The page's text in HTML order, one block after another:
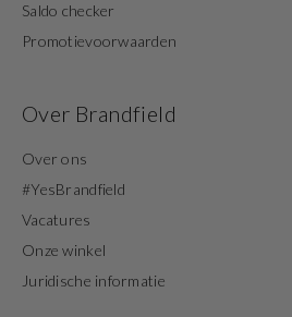
Saldo checker
Promotievoorwaarden
Over Brandfield
Over ons
#YesBrandfield
Vacatures
Onze winkel
Juridische informatie